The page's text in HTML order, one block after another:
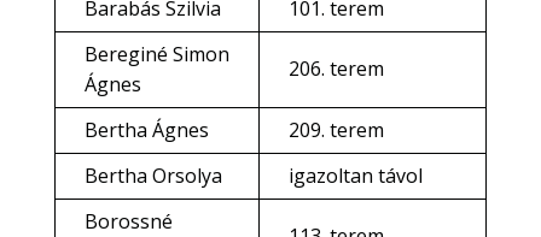
Barabás Szilvia
101. terem
Bereginé Simon
Ágnes
206. terem
Bertha Ágnes
209. terem
Bertha Orsolya
igazoltan távol
Borossné